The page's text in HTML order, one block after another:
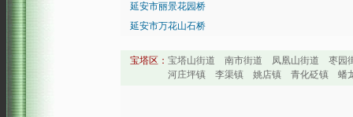
延安市丽景花园桥
延安市万花山石桥
宝塔区： 宝塔山街道 南市街道 凤凰山街道 枣园
河庄坪镇 李渠镇 姚店镇 青化砭镇 蟠龙